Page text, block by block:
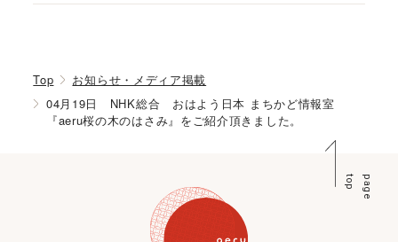
Top
お知らせ・メディア掲載
04月19日 NHK総合 おはよう日本 まちかど情報室
『aeru桜の木のはさみ』をご紹介頂きました。
p
a
g
e
t
o
p